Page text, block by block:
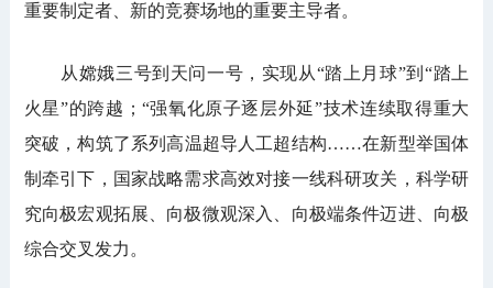
重要制定者、新的竞赛场地的重要主导者。
从嫦娥三号到天问一号，实现从“踏上月球”到“踏上
火星”的跨越；“强氧化原子逐层外延”技术连续取得重大
突破，构筑了系列高温超导人工超结构……在新型举国体
制牵引下，国家战略需求高效对接一线科研攻关，科学研
究向极宏观拓展、向极微观深入、向极端条件迈进、向极
综合交叉发力。